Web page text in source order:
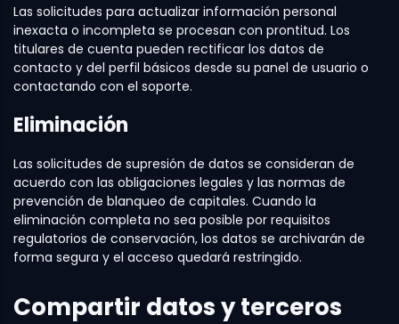
Las solicitudes para actualizar información personal
inexacta o incompleta se procesan con prontitud. Los
titulares de cuenta pueden rectificar los datos de
contacto y del perfil básicos desde su panel de usuario o
contactando con el soporte.
Eliminación
Las solicitudes de supresión de datos se consideran de
acuerdo con las obligaciones legales y las normas de
prevención de blanqueo de capitales. Cuando la
eliminación completa no sea posible por requisitos
regulatorios de conservación, los datos se archivarán de
forma segura y el acceso quedará restringido.
Compartir datos y terceros